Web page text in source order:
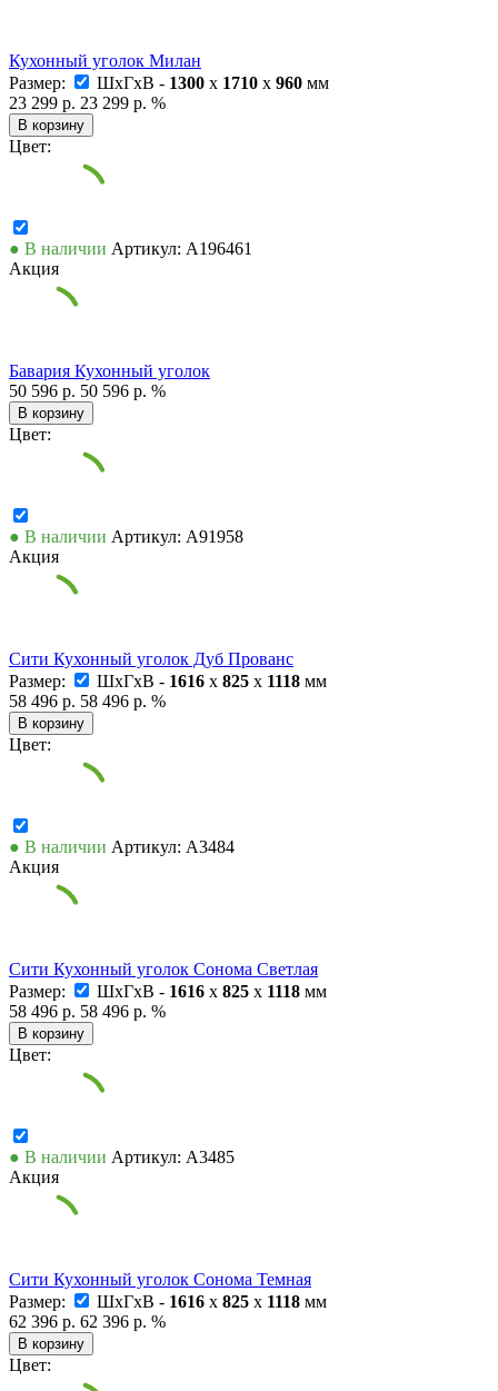
Кухонный уголок Милан
Размер:
ШxГxВ - 1300 x 1710 x 960 мм
23 299 р. 23 299 р. %
В корзину
Цвет:
● В наличии Артикул: А196461
Акция
Бавария Кухонный уголок
50 596 р. 50 596 р. %
В корзину
Цвет:
● В наличии Артикул: А91958
Акция
Сити Кухонный уголок Дуб Прованс
Размер:
ШxГxВ - 1616 x 825 x 1118 мм
58 496 р. 58 496 р. %
В корзину
Цвет:
● В наличии Артикул: А3484
Акция
Сити Кухонный уголок Сонома Светлая
Размер:
ШxГxВ - 1616 x 825 x 1118 мм
58 496 р. 58 496 р. %
В корзину
Цвет:
● В наличии Артикул: А3485
Акция
Сити Кухонный уголок Сонома Темная
Размер:
ШxГxВ - 1616 x 825 x 1118 мм
62 396 р. 62 396 р. %
В корзину
Цвет: